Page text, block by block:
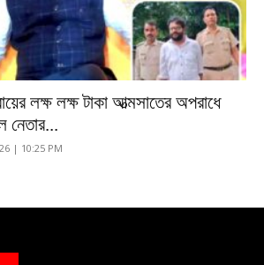
লক্ষ লক্ষ টাকা আত্মসাতের অপরাধে
নেতার...
| 10:25 PM